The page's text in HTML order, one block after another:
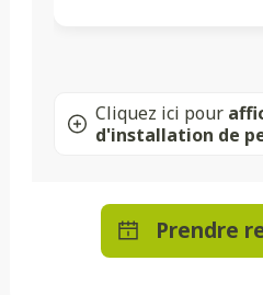
Cliquez ici pour
d'installation de
Prendre